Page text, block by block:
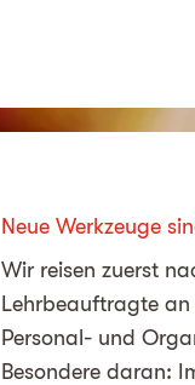
Neue Werkzeuge
Wir reisen zuerst
Lehrbeauftragte
Personal- und
Besondere daran: